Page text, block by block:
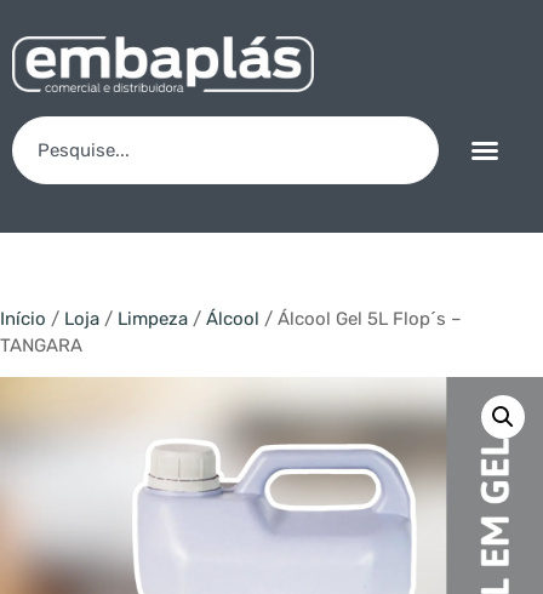
Início / Loja / Limpeza / Álcool / Álcool Gel 5L Flop´s –
TANGARA